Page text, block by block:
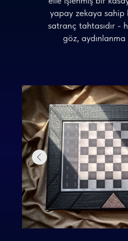
yapay zekaya sahip
satranç tahtasıdır -
göz, aydınlanma